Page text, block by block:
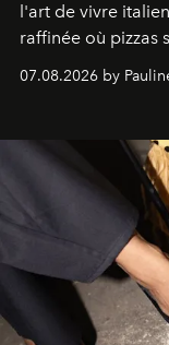
l'art de vivre
raffinée où pizzas
d'exception
07.08.2026 by